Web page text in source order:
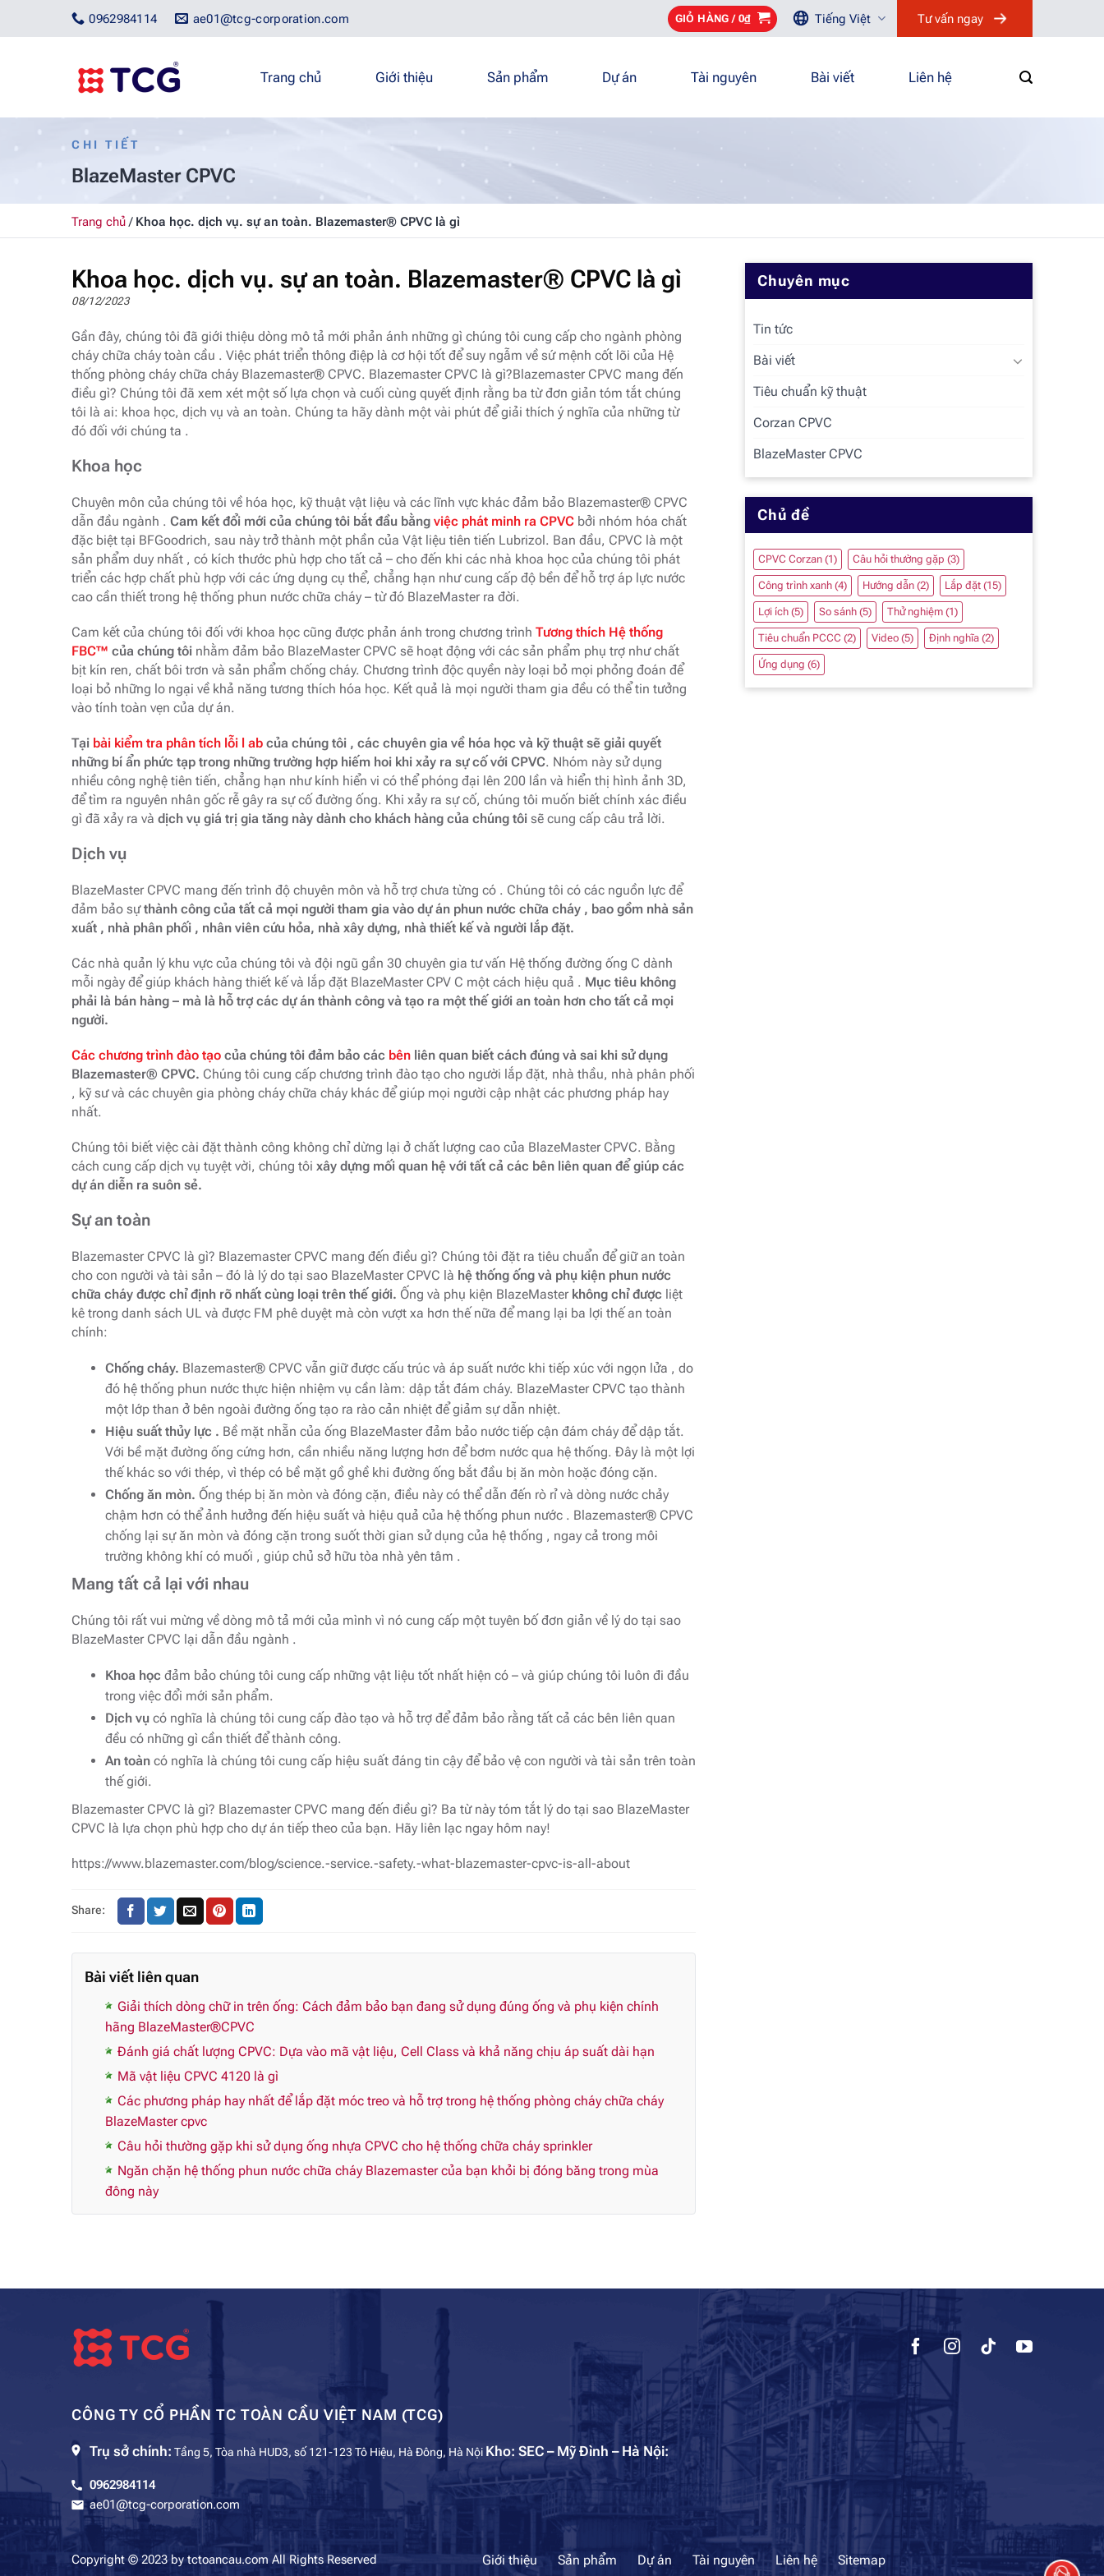
ae01@tcg-corporation.com
0962984114 GIỎ HÀNG / 0₫ Tiếng Việt Tư vấn ngay
Trang chủ Giới thiệu Sản phẩm Dự án Tài nguyên Bài viết Liên hệ
CHI TIẾT
BlazeMaster CPVC
Trang chủ/ Khoa học. dịch vụ. sự an toàn. Blazemaster® CPVC là gì
Khoa học. dịch vụ. sự an toàn. Blazemaster® CPVC là gì
08/12/2023
Gần đây, chúng tôi đã giới thiệu dòng mô tả mới phản ánh những gì chúng tôi cung cấp cho ngành phòng
cháy chữa cháy toàn cầu . Việc phát triển thông điệp là cơ hội tốt để suy ngẫm về sứ mệnh cốt lõi của Hệ
thống phòng cháy chữa cháy Blazemaster® CPVC. Blazemaster CPVC là gì?Blazemaster CPVC mang đến
điều gì? Chúng tôi đã xem xét một số lựa chọn và cuối cùng quyết định rằng ba từ đơn giản tóm tắt chúng
tôi là ai: khoa học, dịch vụ và an toàn. Chúng ta hãy dành một vài phút để giải thích ý nghĩa của những từ
đó đối với chúng ta .
Khoa học
Chuyên môn của chúng tôi về hóa học, kỹ thuật vật liệu và các lĩnh vực khác đảm bảo Blazemaster® CPVC
dẫn đầu ngành . Cam kết đổi mới của chúng tôi bắt đầu bằng việc phát minh ra CPVC bởi nhóm hóa chất
đặc biệt tại BFGoodrich, sau này trở thành một phần của Vật liệu tiên tiến Lubrizol. Ban đầu, CPVC là một
sản phẩm duy nhất , có kích thước phù hợp cho tất cả – cho đến khi các nhà khoa học của chúng tôi phát
triển các hợp chất phù hợp với các ứng dụng cụ thể, chẳng hạn như cung cấp độ bền để hỗ trợ áp lực nước
cao cần thiết trong hệ thống phun nước chữa cháy – từ đó BlazeMaster ra đời.
Cam kết của chúng tôi đối với khoa học cũng được phản ánh trong chương trình Tương thích Hệ thống
FBC™ của chúng tôi nhằm đảm bảo BlazeMaster CPVC sẽ hoạt động với các sản phẩm phụ trợ như chất
bịt kín ren, chất bôi trơn và sản phẩm chống cháy. Chương trình độc quyền này loại bỏ mọi phỏng đoán để
loại bỏ những lo ngại về khả năng tương thích hóa học. Kết quả là mọi người tham gia đều có thể tin tưởng
vào tính toàn vẹn của dự án.
Tại bài kiểm tra phân tích lỗi l ab của chúng tôi , các chuyên gia về hóa học và kỹ thuật sẽ giải quyết
những bí ẩn phức tạp trong những trường hợp hiếm hoi khi xảy ra sự cố với CPVC. Nhóm này sử dụng
nhiều công nghệ tiên tiến, chẳng hạn như kính hiển vi có thể phóng đại lên 200 lần và hiển thị hình ảnh 3D,
để tìm ra nguyên nhân gốc rễ gây ra sự cố đường ống. Khi xảy ra sự cố, chúng tôi muốn biết chính xác điều
gì đã xảy ra và dịch vụ giá trị gia tăng này dành cho khách hàng của chúng tôi sẽ cung cấp câu trả lời.
Dịch vụ
BlazeMaster CPVC mang đến trình độ chuyên môn và hỗ trợ chưa từng có . Chúng tôi có các nguồn lực để
đảm bảo sựthành công của tất cả mọi người tham gia vào dự án phun nước chữa cháy , bao gồm nhà sản
xuất , nhà phân phối , nhân viên cứu hỏa, nhà xây dựng, nhà thiết kế và người lắp đặt.
Các nhà quản lý khu vực của chúng tôi và đội ngũ gần 30 chuyên gia tư vấn Hệ thống đường ống C dành
mỗi ngày để giúp khách hàng thiết kế và lắp đặt BlazeMaster CPV C một cách hiệu quả . Mục tiêu không
phải là bán hàng – mà là hỗ trợ các dự án thành công và tạo ra một thế giới an toàn hơn cho tất cả mọi
người.
Các chương trình đào tạo của chúng tôi đảm bảo các bên liên quan biết cách đúng và sai khi sử dụng
Blazemaster® CPVC. Chúng tôi cung cấp chương trình đào tạo cho người lắp đặt, nhà thầu, nhà phân phối
, kỹ sư và các chuyên gia phòng cháy chữa cháy khác để giúp mọi người cập nhật các phương pháp hay
nhất.
Chúng tôi biết việc cài đặt thành công không chỉ dừng lại ở chất lượng cao của BlazeMaster CPVC. Bằng
cách cung cấp dịch vụ tuyệt vời, chúng tôi xây dựng mối quan hệ với tất cả các bên liên quan để giúp các
dự án diễn ra suôn sẻ.
Sự an toàn
Blazemaster CPVC là gì? Blazemaster CPVC mang đến điều gì? Chúng tôi đặt ra tiêu chuẩn để giữ an toàn
cho con người và tài sản – đó là lý do tại sao BlazeMaster CPVC là hệ thống ống và phụ kiện phun nước
chữa cháy được chỉ định rõ nhất cùng loại trên thế giới. Ống và phụ kiện BlazeMaster không chỉ được liệt
kê trong danh sách UL và được FM phê duyệt mà còn vượt xa hơn thế nữa để mang lại ba lợi thế an toàn
chính:
Chống cháy. Blazemaster® CPVC vẫn giữ được cấu trúc và áp suất nước khi tiếp xúc với ngọn lửa , do
đó hệ thống phun nước thực hiện nhiệm vụ cần làm: dập tắt đám cháy. BlazeMaster CPVC tạo thành
một lớp than ở bên ngoài đường ống tạo ra rào cản nhiệt để giảm sự dẫn nhiệt.
Hiệu suất thủy lực . Bề mặt nhẵn của ống BlazeMaster đảm bảo nước tiếp cận đám cháy để dập tắt.
Với bề mặt đường ống cứng hơn, cần nhiều năng lượng hơn để bơm nước qua hệ thống. Đây là một lợi
thế khác so với thép, vì thép có bề mặt gồ ghề khi đường ống bắt đầu bị ăn mòn hoặc đóng cặn.
Chống ăn mòn. Ống thép bị ăn mòn và đóng cặn, điều này có thể dẫn đến rò rỉ và dòng nước chảy
chậm hơn có thể ảnh hưởng đến hiệu suất và hiệu quả của hệ thống phun nước . Blazemaster® CPVC
chống lại sự ăn mòn và đóng cặn trong suốt thời gian sử dụng của hệ thống , ngay cả trong môi
trường không khí có muối , giúp chủ sở hữu tòa nhà yên tâm .
Mang tất cả lại với nhau
Chúng tôi rất vui mừng về dòng mô tả mới của mình vì nó cung cấp một tuyên bố đơn giản về lý do tại sao
BlazeMaster CPVC lại dẫn đầu ngành .
Khoa học đảm bảo chúng tôi cung cấp những vật liệu tốt nhất hiện có – và giúp chúng tôi luôn đi đầu
trong việc đổi mới sản phẩm.
Dịch vụcó nghĩa là chúng tôi cung cấp đào tạo và hỗ trợ để đảm bảo rằng tất cả các bên liên quan
đều có những gì cần thiết để thành công.
An toàncó nghĩa là chúng tôi cung cấp hiệu suất đáng tin cậy để bảo vệ con người và tài sản trên toàn
thế giới.
Blazemaster CPVC là gì? Blazemaster CPVC mang đến điều gì? Ba từ này tóm tắt lý do tại sao BlazeMaster
CPVC là lựa chọn phù hợp cho dự án tiếp theo của bạn. Hãy liên lạc ngay hôm nay!
https://www.blazemaster.com/blog/science.-service.-safety.-what-blazemaster-cpvc-is-all-about
Share:
Bài viết liên quan
Giải thích dòng chữ in trên ống: Cách đảm bảo bạn đang sử dụng đúng ống và phụ kiện chính
hãng BlazeMaster®CPVC
Đánh giá chất lượng CPVC: Dựa vào mã vật liệu, Cell Class và khả năng chịu áp suất dài hạn
Mã vật liệu CPVC 4120 là gì
Các phương pháp hay nhất để lắp đặt móc treo và hỗ trợ trong hệ thống phòng cháy chữa cháy
BlazeMaster cpvc
Câu hỏi thường gặp khi sử dụng ống nhựa CPVC cho hệ thống chữa cháy sprinkler
Ngăn chặn hệ thống phun nước chữa cháy Blazemaster của bạn khỏi bị đóng băng trong mùa
đông này
Chuyên mục
Tin tức
Bài viết
Tiêu chuẩn kỹ thuật
Corzan CPVC
BlazeMaster CPVC
Chủ đề
CPVC Corzan (1) Câu hỏi thường gặp (3)
Công trình xanh (4) Hướng dẫn (2) Lắp đặt (15)
Lợi ích (5) So sánh (5) Thử nghiệm (1)
Tiêu chuẩn PCCC (2) Video (5) Định nghĩa (2)
Ứng dụng (6)
CÔNG TY CỔ PHẦN TC TOÀN CẦU VIỆT NAM (TCG)
Trụ sở chính: Tầng 5, Tòa nhà HUD3, số 121-123 Tô Hiệu, Hà Đông, Hà Nội Kho: SEC – Mỹ Đình – Hà Nội:
0962984114
ae01@tcg-corporation.com
Copyright © 2023 by tctoancau.com All Rights Reserved Giới thiệu Sản phẩm Dự án Tài nguyên Liên hệ Sitemap